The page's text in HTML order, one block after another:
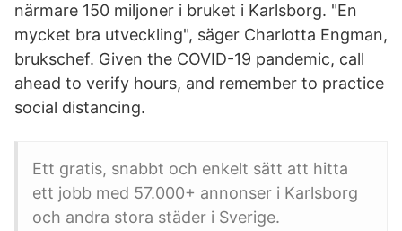
närmare 150 miljoner i bruket i Karlsborg. "En
mycket bra utveckling", säger Charlotta Engman,
brukschef. Given the COVID-19 pandemic, call
ahead to verify hours, and remember to practice
social distancing.
Ett gratis, snabbt och enkelt sätt att hitta
ett jobb med 57.000+ annonser i Karlsborg
och andra stora städer i Sverige.